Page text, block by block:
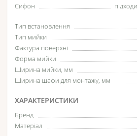
Сифон
Тип встановлення
Тип мийки
Фактура поверхні
Форма мийки
Ширина мийки, мм
Ширина шафи для монтажу, мм
ХАРАКТЕРИСТИКИ
Бренд
Матеріал